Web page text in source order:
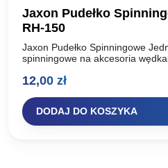
Jaxon Pudełko
RH-150
Jaxon Pudełko Spinningowe
spinningowe na akcesoria
Wykonane z polipropylenu,
12,00 zł
DODAJ DO KOSZYKA